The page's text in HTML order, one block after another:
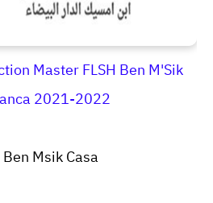
Master FLSH Ben M'Sik
2021-2022
Ben MsikCasa